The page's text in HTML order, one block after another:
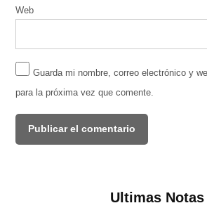
Web
Guarda mi nombre, correo electrónico y
para la próxima vez que comente.
Ultimas Notas